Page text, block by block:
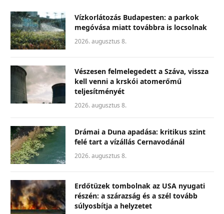
Vízkorlátozás Budapesten: a parkok
megóvása miatt továbbra is locsolnak
2026. augusztus 8.
Vészesen felmelegedett a Száva, vissza
kell venni a krskói atomerőmű
teljesítményét
2026. augusztus 8.
Drámai a Duna apadása: kritikus szint
felé tart a vízállás Cernavodánál
2026. augusztus 8.
Erdőtüzek tombolnak az USA nyugati
részén: a szárazság és a szél tovább
súlyosbítja a helyzetet